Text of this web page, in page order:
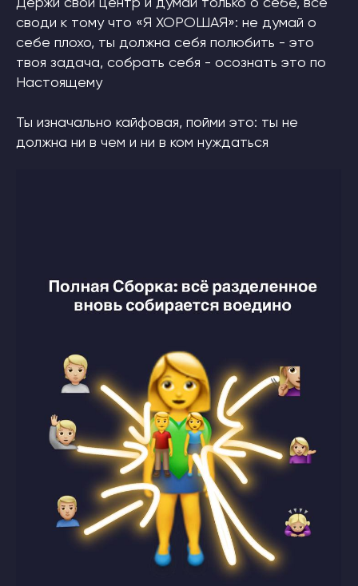
Держи свой центр и думай только о себе, все
своди к тому что «Я ХОРОШАЯ»: не думай о
себе плохо, ты должна себя полюбить - это
твоя задача, собрать себя - осознать это по
Настоящему
Ты изначально кайфовая, пойми это: ты не
должна ни в чем и ни в ком нуждаться
ОГРН 322030000010453
Договор публичной оферты
Политика конфиденциальности
О НАС
Защита авторских прав
Патент на Товарный Знак номер 1080007
Патент на Товарный Знак номер 902234
Лицензия на осуществление
образовательной деятельности
Патент на Логотип номер 986658
Свидетельство на Товарный Знак
(знак обслуживания) номер 1095908